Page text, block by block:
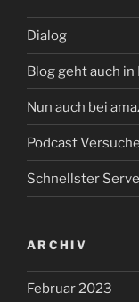
Dialog
Blog geht auch in
Nun auch bei
Podcast Versuche
Schnellster
ARCHIV
Februar 2023